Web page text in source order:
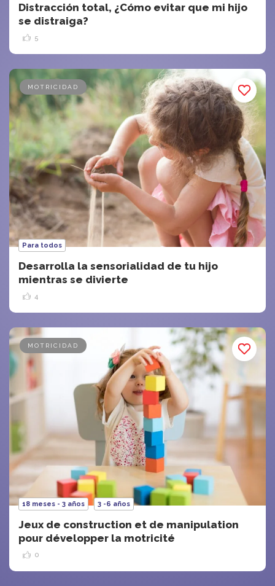
Distracción total, ¿Cómo evitar que mi hijo
se distraiga?
5
MOTRICIDAD
Para todos
Desarrolla la sensorialidad de tu hijo
mientras se divierte
4
MOTRICIDAD
18 meses - 3 años 3 -6 años
Jeux de construction et de manipulation
pour développer la motricité
0